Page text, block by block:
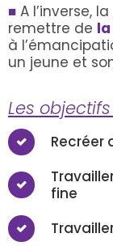
■ A l’inverse,
remettre de
à
un jeune et
Les objectifs
Recréer
fine